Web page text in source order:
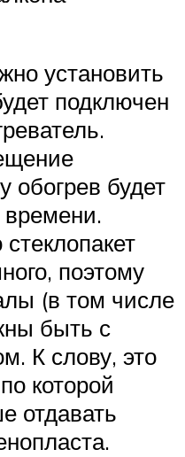
установить
подключен
обогрев будет
поэтому
(в том числе
быть с
К слову, это
которой
отдавать